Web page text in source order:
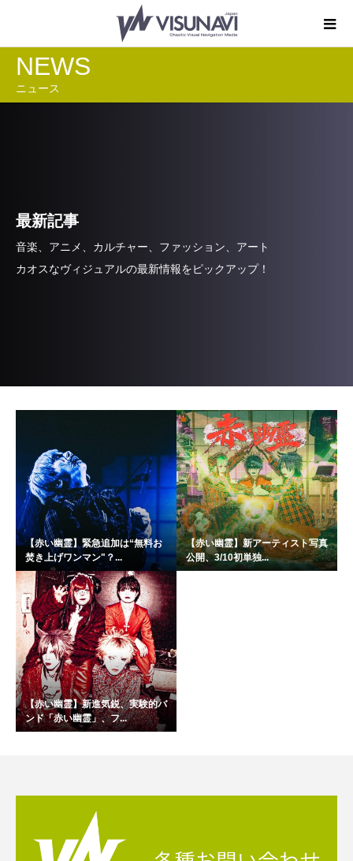
NEWS
ニュース
最新記事
音楽、アニメ、カルチャー、ファッション、アート
カオスなヴィジュアルの最新情報をピックアップ！
【赤い幽霊】緊急追加は“無料お
焚き上げワンマン"？...
【赤い幽霊】新アーティスト写真
公開、3/10初単独...
【赤い幽霊】新進気鋭、実験的バ
ンド「赤い幽霊」、フ...